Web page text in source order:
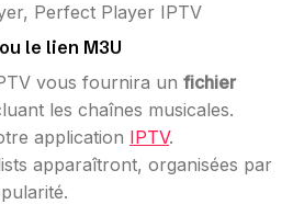
Perfect Player IPTV
le lien M3U
vous fournira un fichier
les chaînes musicales.
application IPTV.
apparaîtront, organisées par